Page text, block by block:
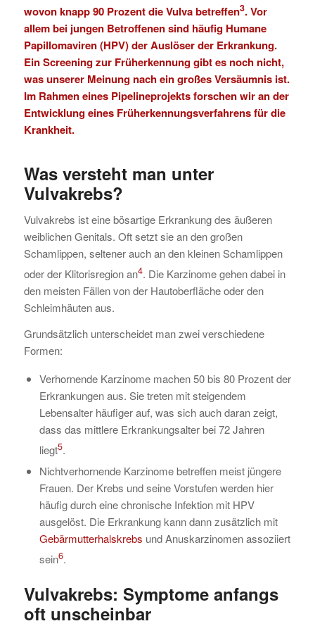
wovon knapp 90 Prozent die Vulva betreffen3. Vor
allem bei jungen Betroffenen sind häufig Humane
Papillomaviren (HPV) der Auslöser der Erkrankung.
Ein Screening zur Früherkennung gibt es noch nicht,
was unserer Meinung nach ein großes Versäumnis ist.
Im Rahmen eines Pipelineprojekts forschen wir an der
Entwicklung eines Früherkennungsverfahrens für die
Krankheit.
Was versteht man unter
Vulvakrebs?
Vulvakrebs ist eine bösartige Erkrankung des äußeren
weiblichen Genitals. Oft setzt sie an den großen
Schamlippen, seltener auch an den kleinen Schamlippen
oder der Klitorisregion an4. Die Karzinome gehen dabei in
den meisten Fällen von der Hautoberfläche oder den
Schleimhäuten aus.
Grundsätzlich unterscheidet man zwei verschiedene
Formen:
Verhornende Karzinome machen 50 bis 80 Prozent der
Erkrankungen aus. Sie treten mit steigendem
Lebensalter häufiger auf, was sich auch daran zeigt,
dass das mittlere Erkrankungsalter bei 72 Jahren
liegt5.
Nichtverhornende Karzinome betreffen meist jüngere
Frauen. Der Krebs und seine Vorstufen werden hier
häufig durch eine chronische Infektion mit HPV
ausgelöst. Die Erkrankung kann dann zusätzlich mit
Gebärmutterhalskrebs und Anuskarzinomen assoziiert
sein6.
Vulvakrebs: Symptomeanfangs
oft unscheinbar